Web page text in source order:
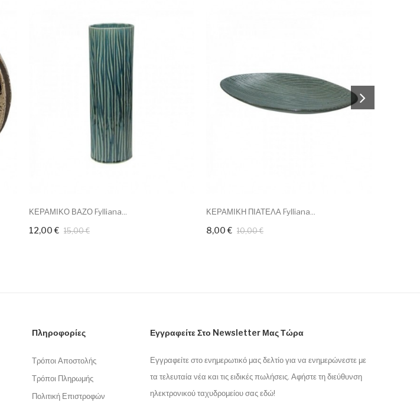
ΚΕΡΑΜΙΚΟ ΒΑΖΟ Fylliana...
12,00 € 15,00 €
ΚΕΡΑΜΙΚΗ ΠΙΑΤΕΛΑ Fylliana...
8,00 € 10,00 €
Πληροφορίες
Τρόποι Αποστολής
Τρόποι Πληρωμής
Πολιτική Επιστροφών
Εγγραφείτε Στο Newsletter Μας Τώρα
Εγγραφείτε στο ενημερωτικό μας δελτίο για να ενημερώνεστε με
τα τελευταία νέα και τις ειδικές πωλήσεις. Αφήστε τη διεύθυνση
ηλεκτρονικού ταχυδρομείου σας εδώ!